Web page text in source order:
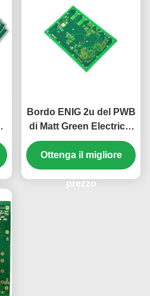
Bordo ENIG 2u del PWB
di Matt Green Electrical
Rigid» 12 strati 2.2mm
Ottenga il migliore
prezzo